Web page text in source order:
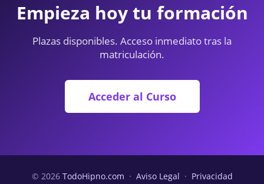
Empieza hoy tu formación
Plazas disponibles. Acceso inmediato tras la
matriculación.
Acceder al Curso
© 2026 TodoHipno.com · Aviso Legal · Privacidad